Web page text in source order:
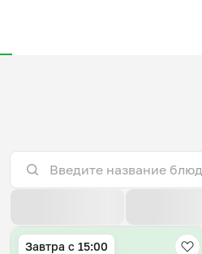
Завтра c 15:00